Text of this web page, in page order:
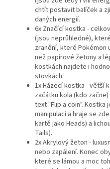
chtít postavit balíček a
daných energií.
6x Značící kostka -
(jsou neprůhledné),
zranění, které Pokémon
než papírové žetony a
kostkách najdete i
stovkách.
1x Házecí kostka - větší
začátku kola (kdo
text "Flip a coin". Kostka
manipulaci a hraje se
kartě jako Heads) a
Tails).
2x Akrylový žeton -
nebo zapálení. Konec
které se lámou a moc